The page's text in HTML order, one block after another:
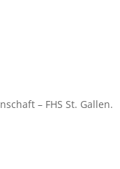
– FHS St. Gallen.